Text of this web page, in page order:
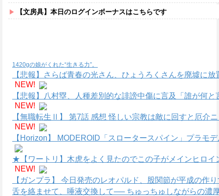
【文房具】本日のログインボーナスはこちらです
1420gの娘がくれた“生きる力”。
【悲報】さらば青春の光さん、ひょうろくさんを廃墟に
NEW!
【悲報】八村塁、人種差別的な誹謗中傷に言及「誰が何
NEW!
【無職転生Ⅱ】 第7話 感想 怪しい宗教は敵に回すと厄介
NEW!
【Horizon】 MODEROID「スロータースパイン」プラモ
★【ワートリ】木虎をよく見たのでこの子がメインヒロ
NEW!
【ガンプラ】 今日発売のレオパルド、股関節が平成の作
舌を絡ませて、唾液交換して── ちゅっちゅしながらの濃